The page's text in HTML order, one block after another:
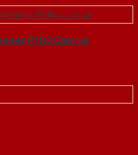
P1R4 Cam xe